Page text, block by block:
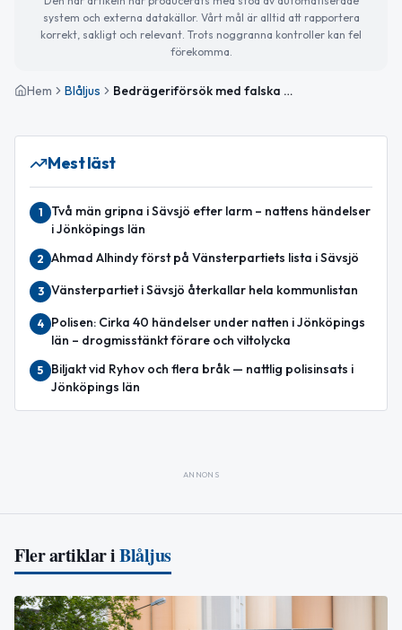
system och externa datakällor. Vårt mål är alltid att rapportera
korrekt, sakligt och relevant. Trots noggranna kontroller kan fel
förekomma.
Hem Blåljus Bedrägeriförsök med falska städföretag i Jönköpings län
Mest läst
1
Två män gripna i Sävsjö efter larm – nattens händelser
i Jönköpings län
2 Ahmad Alhindy först på Vänsterpartiets lista i Sävsjö
3 Vänsterpartiet i Sävsjö återkallar hela kommunlistan
4
Polisen: Cirka 40 händelser under natten i Jönköpings
län – drogmisstänkt förare och viltolycka
5
Biljakt vid Ryhov och flera bråk — nattlig polisinsats i
Jönköpings län
ANNONS
Fler artiklar iBlåljus